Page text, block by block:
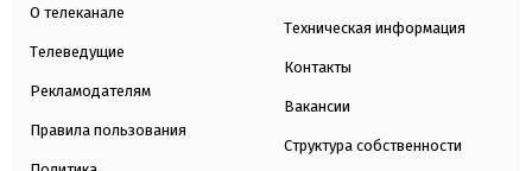
О телеканале
Телеведущие
Рекламодателям
Правила пользования
Техническая информация
Контакты
Вакансии
Структура собственности